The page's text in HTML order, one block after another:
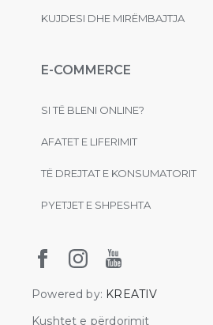
KUJDESI DHE MIRËMBAJTJA
E-COMMERCE
SI TË BLENI ONLINE?
AFATET E LIFERIMIT
TË DREJTAT E KONSUMATORIT
PYETJET E SHPESHTA
Powered by: KREATIV
Kushtet e përdorimit